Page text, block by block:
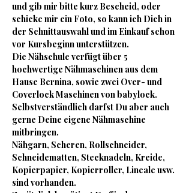
und gib mir bitte kurz Bescheid, oder
schicke mir ein Foto, so kann ich Dich in
der Schnittauswahl und im Einkauf schon
vor Kursbeginn unterstützen.
Die Nähschule verfügt über 5
hochwertige Nähmaschinen aus dem
Hause Bernina, sowie zwei Over- und
Coverlock Maschinen von babylock.
Selbstverständlich darfst Du aber auch
gerne Deine eigene Nähmaschine
mitbringen.
Nähgarn, Scheren, Rollschneider,
Schneidematten, Stecknadeln, Kreide,
Kopierpapier, Kopierroller, Lineale usw.
sind vorhanden.